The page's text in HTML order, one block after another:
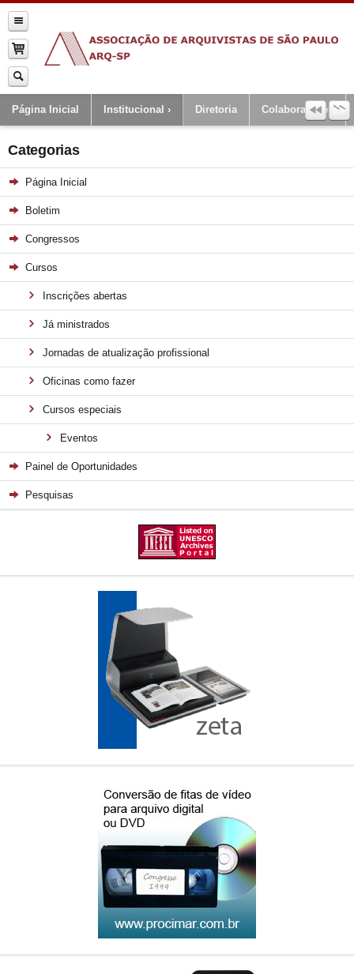
Página Inicial Institucional Diretoria Colaboradores
Categorias
Página Inicial
Boletim
Congressos
Cursos
Inscrições abertas
Já ministrados
Jornadas de atualização profissional
Oficinas como fazer
Cursos especiais
Eventos
Painel de Oportunidades
Pesquisas